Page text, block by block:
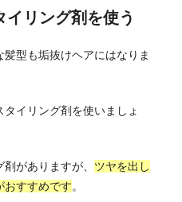
リング剤を使う
型も垢抜けヘアにはなりま
イリング剤を使いましょ
がありますが、 ツヤを出し
おすすめです。